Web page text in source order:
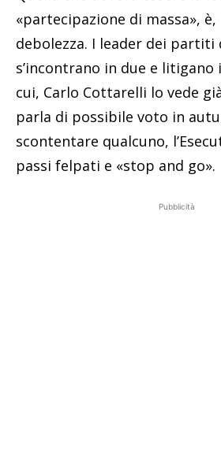
«partecipazione di massa», è,
debolezza. I leader dei partiti
s’incontrano in due e litigano
cui, Carlo Cottarelli lo vede
parla di possibile voto in
scontentare qualcuno,
passi felpati e «stop and go».
Pubblicità